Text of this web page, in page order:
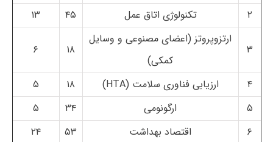
۲
تکنولوژی اتاق عمل ۴۵ ۱۳
۳
ارتزوپروتز (اعضای مصنوعی و وسایل
کمکی)
۱۸ ۶
۴ ارزیابی فناوری سلامت (HTA) ۱۸
۵
۵
ارگونومی ۳۴
۵
۶
اقتصاد بهداشت ۵۳
۲۴